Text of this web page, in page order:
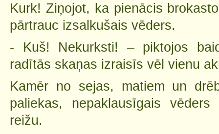
Kurk! Ziņojot, ka pienācis
pārtrauc izsalkušais vēders.
- Kuš! Nekurksti! – piktojos
radītās skaņas izraisīs vēl vienu
Kamēr no sejas, matiem un
paliekas, nepaklausīgais
reižu.